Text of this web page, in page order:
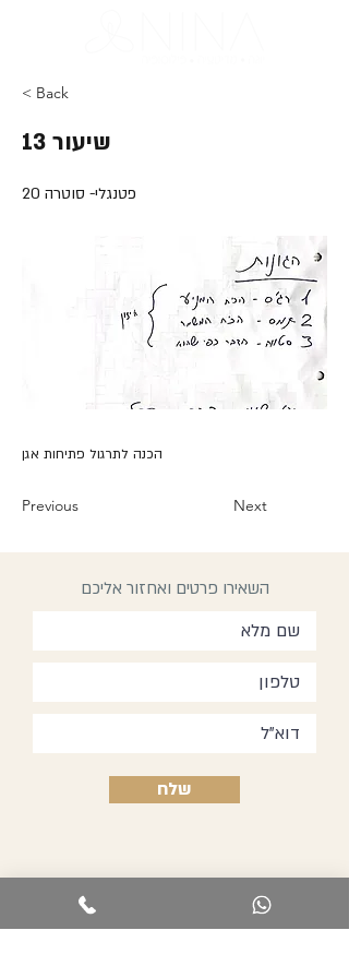
< Back
שיעור 13
פטנגלי- סוטרה 20
הכנה לתרגול פתיחות אגן
Previous Next
השאירו פרטים ואחזור אליכם
שלח